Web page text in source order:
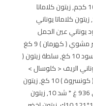
زيتون اخضر مغربي بالحامض 10 كجم, زيتون كلاماتا
يوناني جانيت قياس 160*141, زيتون كلاماتا يوناني
اسود يوناني عين الجمل
كلوسال140*121, زيتون اخضر مشوي ( كهرمان ) 9 كغ
صافي, زيتون عطون كهرمان اسود 10 كغ, سلطة زيتون (
يوناني الريف < كلوسال >
140*121 10ك, سلطة زيتون ( كونسروة ) 10 كغ, زيتون
اخضر شرايح < محلول> مغربي 936 غ * شد 10, زيتون